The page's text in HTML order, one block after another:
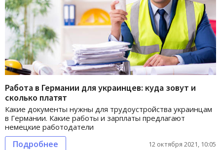
Работа в Германии для украинцев: куда зовут и
сколько платят
Какие документы нужны для трудоустройства украинцам
в Германии. Какие работы и зарплаты предлагают
немецкие работодатели
Подробнее 12 октября 2021, 10:05